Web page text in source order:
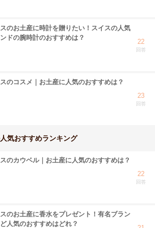
のお土産に時計を贈りたい！スイスの人気
ドの腕時計のおすすめは？
22
回答
のコスメ｜お土産に人気のおすすめは？
23
回答
気おすすめランキング
のカウベル｜お土産に人気のおすすめは？
22
回答
のお土産に香水をプレゼント！有名ブラン
ど人気のおすすめはどれ？